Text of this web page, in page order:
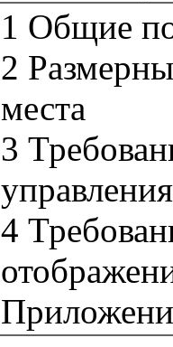
1 Общие
2
места
3
управления
4